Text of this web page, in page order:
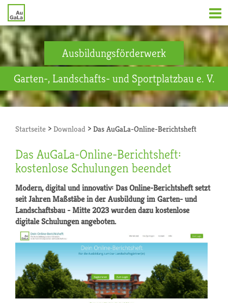
Ausbildungsförderwerk
Garten-, Landschafts- und Sportplatzbau e. V.
Startseite > Download > Das AuGaLa-Online-Berichtsheft
Das AuGaLa-Online-Berichtsheft:
kostenlose Schulungen beendet
Modern, digital und innovativ: Das Online-Berichtsheft setzt
seit Jahren Maßstäbe in der Ausbildung im Garten- und
Landschaftsbau - Mitte 2023 wurden dazu kostenlose
digitale Schulungen angeboten.